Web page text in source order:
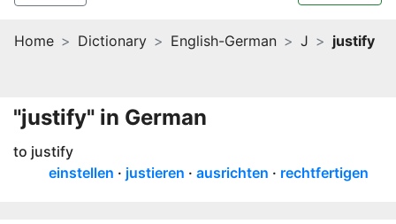
Home Dictionary English-German J justify
"justify" in German
to justify
einstellen
justieren ausrichten rechtfertigen